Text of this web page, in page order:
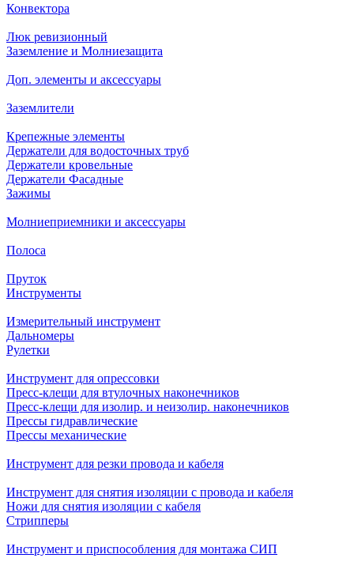
Конвектора
Люк ревизионный
Заземление и Молниезащита
Доп. элементы и аксессуары
Заземлители
Крепежные элементы
Держатели для водосточных труб
Держатели кровельные
Держатели Фасадные
Зажимы
Молниеприемники и аксессуары
Полоса
Пруток
Инструменты
Измерительный инструмент
Дальномеры
Рулетки
Инструмент для опрессовки
Пресс-клещи для втулочных наконечников
Пресс-клещи для изолир. и неизолир. наконечников
Прессы гидравлические
Прессы механические
Инструмент для резки провода и кабеля
Инструмент для снятия изоляции с провода и кабеля
Ножи для снятия изоляции с кабеля
Стрипперы
Инструмент и приспособления для монтажа СИП